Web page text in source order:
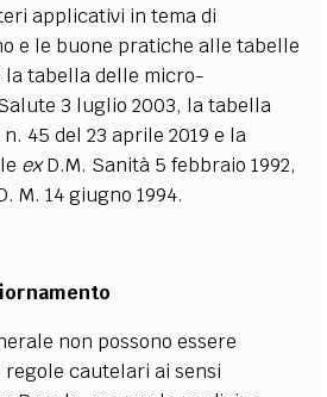
applicativi in tema di
e le buone pratiche alle tabelle
la tabella delle micro-
3 luglio 2003, la tabella
45 del 23 aprile 2019 e la
exD.M. Sanità 5 febbraio 1992,
M. 14 giugno 1994.
non possono essere
cautelari ai sensi